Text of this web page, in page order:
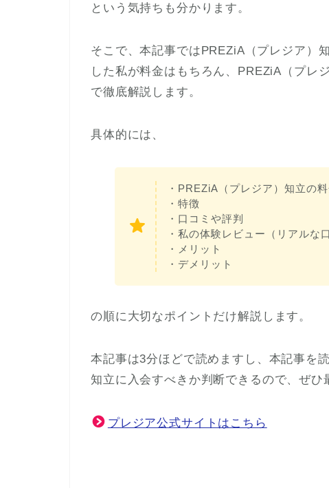
という気持ちも分かります。
そこで、本記事ではPREZiA（プレジア）
した私が料金はもちろん、PREZiA（プレ
で徹底解説します。
具体的には、
・PREZiA（プレジア）知立の
・特徴
・口コミや評判
・私の体験レビュー（リアルな
・メリット
・デメリット
の順に大切なポイントだけ解説します。
本記事は3分ほどで読めますし、本記事を
知立に入会すべきか判断できるので、ぜひ
プレジア公式サイトはこちら